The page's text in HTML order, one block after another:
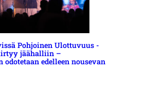
Pohjoinen Ulottuvuus -
jäähalliin –
edelleen nousevan